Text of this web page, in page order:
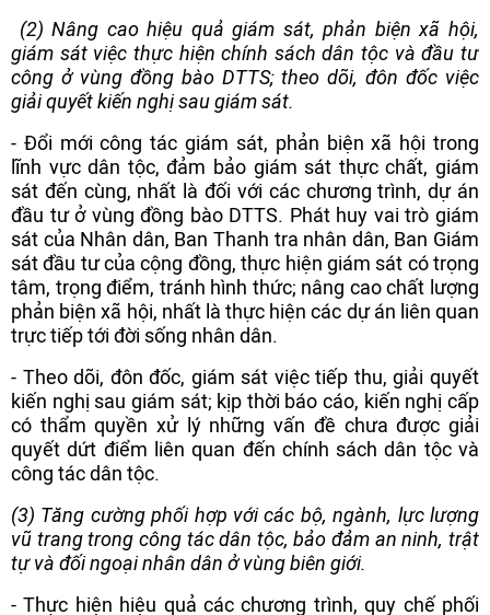
(2) Nâng cao hiệu quả giám sát, phản biện xã hội,
giám sát việc thực hiện chính sách dân tộc và đầu tư
công ở vùng đồng bào DTTS; theo dõi, đôn đốc việc
giải quyết kiến nghị sau giám sát.
- Đổi mới công tác giám sát, phản biện xã hội trong
lĩnh vực dân tộc, đảm bảo giám sát thực chất, giám
sát đến cùng, nhất là đối với các chương trình, dự án
đầu tư ở vùng đồng bào DTTS. Phát huy vai trò giám
sát của Nhân dân, Ban Thanh tra nhân dân, Ban Giám
sát đầu tư của cộng đồng, thực hiện giám sát có trọng
tâm, trọng điểm, tránh hình thức; nâng cao chất lượng
phản biện xã hội, nhất là thực hiện các dự án liên quan
trực tiếp tới đời sống nhân dân.
- Theo dõi, đôn đốc, giám sát việc tiếp thu, giải quyết
kiến nghị sau giám sát; kịp thời báo cáo, kiến nghị cấp
có thẩm quyền xử lý những vấn đề chưa được giải
quyết dứt điểm liên quan đến chính sách dân tộc và
công tác dân tộc.
(3) Tăng cường phối hợp với các bộ, ngành, lực lượng
vũ trang trong công tác dân tộc, bảo đảm an ninh, trật
tự và đối ngoại nhân dân ở vùng biên giới.
- Thực hiện hiệu quả các chương trình, quy chế phối